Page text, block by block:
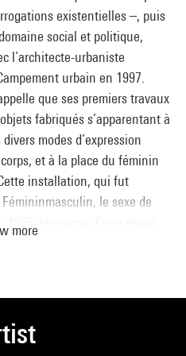
existentielles –, puis
social et politique,
l’architecte-urbaniste
urbain en 1997.
que ses premiers travaux
fabriqués s’apparentant à
modes d’expression
et à la place du féminin
installation, qui fut
le sexe de
1995, témoigne d’une étape
L’œuvre se compose de
de l’intérieur par une
more